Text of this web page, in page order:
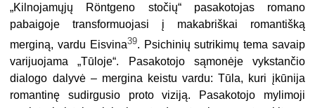
„Kilnojamųjų Röntgeno stočių“ pasakotojas romano
pabaigoje transformuojasi į makabriškai romantišką
merginą, vardu Eisvina39. Psichinių sutrikimų tema savaip
varijuojama „Tūloje“. Pasakotojo sąmonėje vykstančio
dialogo dalyvė – mergina keistu vardu: Tūla, kuri įkūnija
romantinę sudirgusio proto viziją. Pasakotojo mylimoji